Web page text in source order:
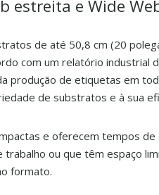
estreita e Wide
de até 50,8 cm (20
com um relatório industrial
produção de etiquetas em
de substratos e à sua
e oferecem tempos
ou que têm espaço
formato.